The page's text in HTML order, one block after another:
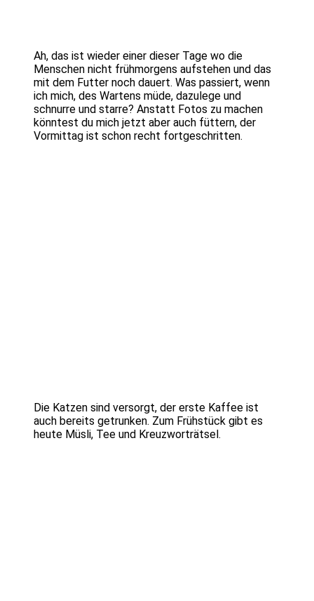
Ah, das ist wieder einer dieser Tage wo die
Menschen nicht frühmorgens aufstehen und das
mit dem Futter noch dauert. Was passiert, wenn
ich mich, des Wartens müde, dazulege und
schnurre und starre? Anstatt Fotos zu machen
könntest du mich jetzt aber auch füttern, der
Vormittag ist schon recht fortgeschritten.
Die Katzen sind versorgt, der erste Kaffee ist
auch bereits getrunken. Zum Frühstück gibt es
heute Müsli, Tee und Kreuzworträtsel.